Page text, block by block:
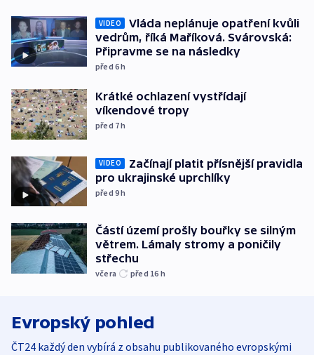
VIDEO
Vláda neplánuje opatření kvůli
vedrům, říká Maříková. Svárovská:
Připravme se na následky
před 6h
Krátké ochlazení vystřídají
víkendové tropy
před 7h
VIDEO
Začínají platit přísnější pravidla
pro ukrajinské uprchlíky
před 9h
Částí území prošly bouřky se silným
větrem. Lámaly stromy a poničily
střechu
včera před 16 h
Evropský pohled
ČT24 každý den vybírá z obsahu publikovaného evropskými